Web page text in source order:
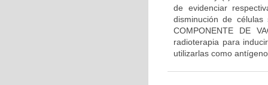
de evidenciar
disminución de
COMPONENTE DE
radioterapia para
utilizarlas como